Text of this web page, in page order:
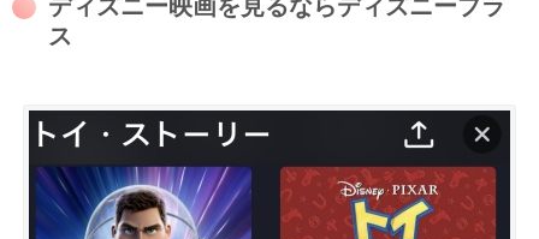
ディズニー映画を見るならディズニープラ
ス